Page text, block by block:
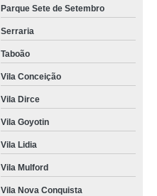
Parque Sete de Setembro
Serraria
Taboão
Vila Conceição
Vila Dirce
Vila Goyotin
Vila Lidia
Vila Mulford
Vila Nova Conquista